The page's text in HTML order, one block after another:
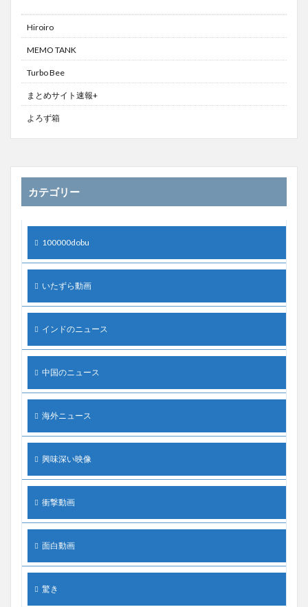
Hiroiro
MEMO TANK
Turbo Bee
まとめサイト速報+
よろず箱
カテゴリー
100000dobu
いたずら動画
インドのニュース
中国のニュース
海外ニュース
興味深い映像
衝撃動画
面白動画
驚き